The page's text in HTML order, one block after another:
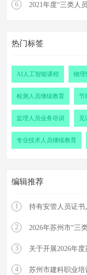
6 2021年度“三类人
热门标签
AI人工智能课程 物理
检测人员继续教育 节
监理人员业务培训 见
专业技术人员继续教育
编辑推荐
1 持有安管人员证
2 2026年苏州市“三
3 关于开展2026年
4 苏州市建科职业